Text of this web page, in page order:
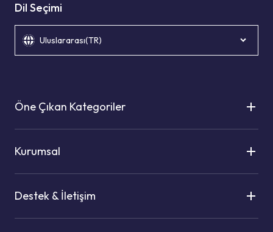
Dil Seçimi
Uluslararası(TR)
Öne Çıkan Kategoriler
Kurumsal
Destek & İletişim